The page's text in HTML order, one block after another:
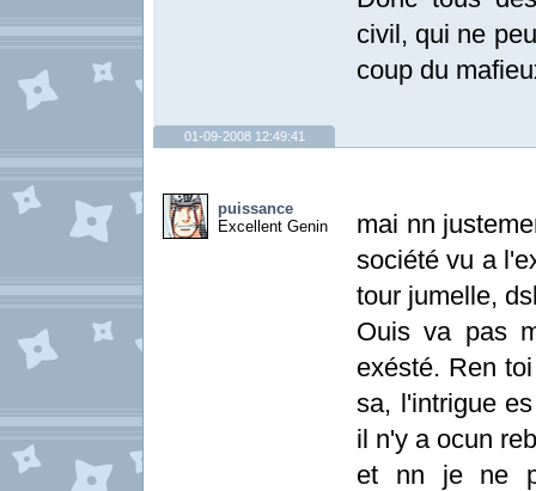
civil, qui ne
coup du
01-09-2008 12:49:41
puissance
Excellent Genin
mai nn
société vu a
tour jumelle,
Ouis va pas
exésté. Ren
sa, l'intrigue
il n'y a ocun
et nn je ne